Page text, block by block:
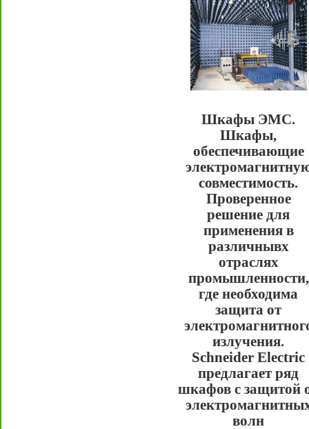
Шкафы ЭМС.
Шкафы,
обеспечивающие
совместимость.
Проверенное
решение для
применения в
различнывх
отраслях
промышленности,
где необходима
защита от
излучения.
Schneider Electric
предлагает ряд
шкафов с защитой
волн